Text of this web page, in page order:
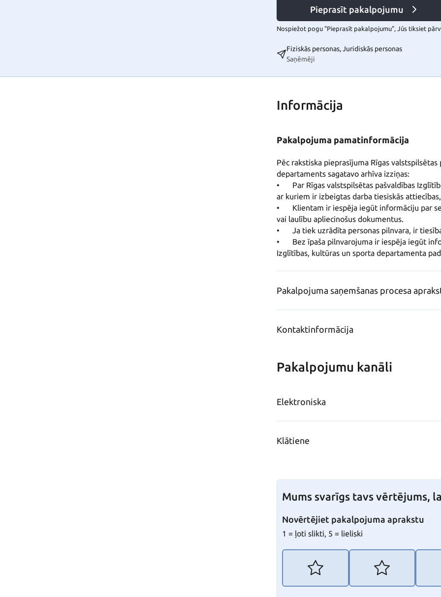
Pieprasīt pakalpojumu
Nospiežot pogu "Pieprasīt pakalpojumu", Jūs tiksiet
Fiziskās personas, Juridiskās personas
Saņēmēji
Informācija
Pakalpojuma pamatinformācija
Pēc rakstiska pieprasījuma Rīgas
departaments sagatavo arhīva izziņas:
•	Par Rīgas valstspilsētas pašvaldības Izglītības, kultūras un sporta departamenta darbiniekiem,
ar kuriem ir izbeigtas darba tiesiskās
•	Klientam ir iespēja iegūt informāciju par sevi un mirušajiem radiniekiem, uzrādot radniecību
vai laulību apliecinošus dokumentus.
•	Ja tiek uzrādīta personas pilnvara, ir tiesības iegūt informāciju par šo personu.
•	Bez īpaša pilnvarojuma ir iespēja iegūt informāciju par Rīgas valstspilsētas pašvaldības
Pakalpojuma saņemšanas procesa
Kontaktinformācija
Pakalpojumu kanāli
Elektroniska
Klātiene
Mums svarīgs tavs vērtējums,
Novērtējiet pakalpojuma aprakstu
1 = ļoti slikti, 5 = lieliski